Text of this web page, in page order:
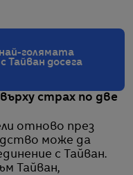
голямата
Тайван досега
страх по две
отново през
може да
с Тайван.
Тайван,